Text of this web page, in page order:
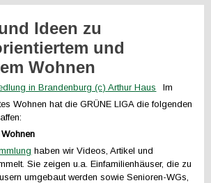
Ideen zu
und
Wohnen
Im
Wohnen hat die GRÜNE LIGA die folgenden
haben wir Videos, Artikel und
Sie zeigen u.a. Einfamilienhäuser, die zu
umgebaut werden sowie Senioren-WGs,